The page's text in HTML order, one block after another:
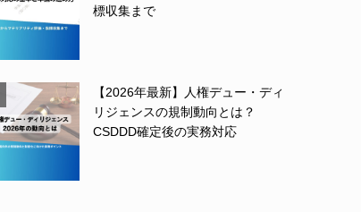
標収集まで
【2026年最新】人権デュー・ディ
リジェンスの規制動向とは？
CSDDD確定後の実務対応